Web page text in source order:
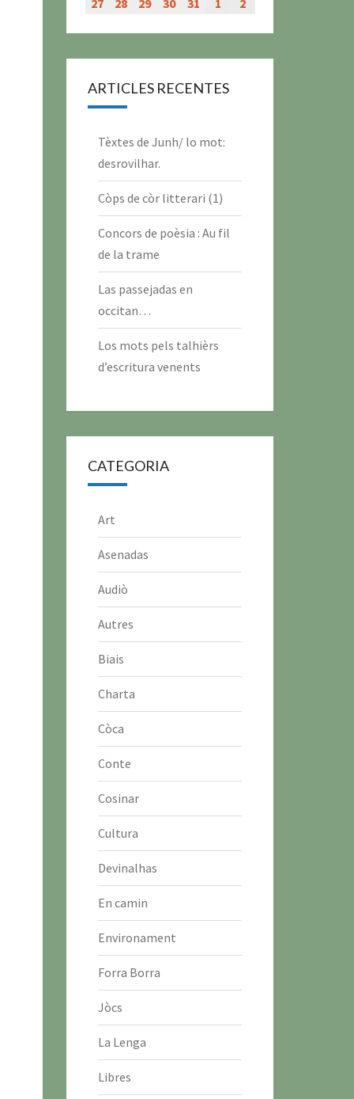
ARTICLES RECENTES
Tèxtes de Junh/ lo mot:
desrovilhar.
Còps de còr litterari (1)
Concors de poèsia : Au fil
de la trame
Las passejadas en
occitan…
Los mots pels talhièrs
d’escritura venents
CATEGORIA
Art
Asenadas
Audiò
Autres
Biais
Charta
Còca
Conte
Cosinar
Cultura
Devinalhas
En camin
Environament
Forra Borra
Jòcs
La Lenga
Libres